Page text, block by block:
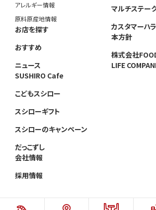
アレルギー情報
原料原産地情報
お店を探す
おすすめ
ニュース
SUSHIRO Cafe
こどもスシロー
スシローギフト
スシローのキャンペーン
だっこずし
会社情報
採用情報
マルチステー
カスタマーハ
本方針
株式会社
LIFE